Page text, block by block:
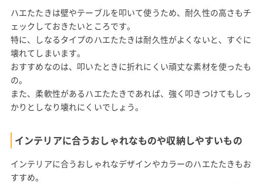
ハエたたきは壁やテーブルを叩いて使うため、耐久性の高さもチ
ェックしておきたいところです。
特に、しなるタイプのハエたたきは耐久性がよくないと、すぐに
壊れてしまいます。
おすすめなのは、叩いたときに折れにくい頑丈な素材を使ったも
の。
また、柔軟性があるハエたたきであれば、強く叩きつけてもしっ
かりとしなり壊れにくいでしょう。
インテリアに合うおしゃれなものや収納しやすいもの
インテリアに合うおしゃれなデザインやカラーのハエたたきもお
すすめ。